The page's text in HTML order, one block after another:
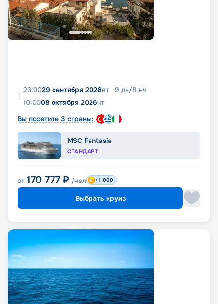
23:0029 сентября 2026вт 9 дн/8 нч
10:0008 октября 2026чт
Вы посетите 3 страны:
MSC Fantasia
СТАНДАРТ
от 170 777 ₽ /чел +1 000
Выбрать круиз